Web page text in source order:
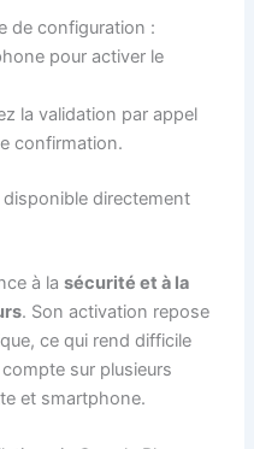
de configuration :
pour activer le
la validation par appel
confirmation.
disponible directement
à lasécurité et à la
. Son activation repose
ce qui rend difficile
sur plusieurs
et smartphone.